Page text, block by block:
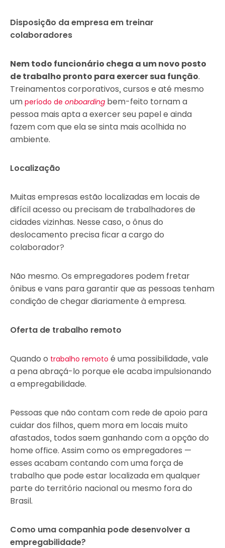
Disposição da empresa em treinar
colaboradores
Nem todo funcionário chega a um novo posto
de trabalho pronto para exercer sua função.
Treinamentos corporativos, cursos e até mesmo
um período de onboarding bem-feito tornam a
pessoa mais apta a exercer seu papel e ainda
fazem com que ela se sinta mais acolhida no
ambiente.
Localização
Muitas empresas estão localizadas em locais de
difícil acesso ou precisam de trabalhadores de
cidades vizinhas. Nesse caso, o ônus do
deslocamento precisa ficar a cargo do
colaborador?
Não mesmo. Os empregadores podem fretar
ônibus e vans para garantir que as pessoas tenham
condição de chegar diariamente à empresa.
Oferta de trabalho remoto
Quando o trabalho remoto é uma possibilidade, vale
a pena abraçá-lo porque ele acaba impulsionando
a empregabilidade.
Pessoas que não contam com rede de apoio para
cuidar dos filhos, quem mora em locais muito
afastados, todos saem ganhando com a opção do
home office. Assim como os empregadores —
esses acabam contando com uma força de
trabalho que pode estar localizada em qualquer
parte do território nacional ou mesmo fora do
Brasil.
Como uma companhia pode desenvolver a
empregabilidade?